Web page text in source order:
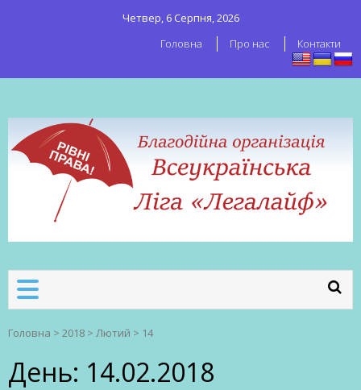
Четвер, 6 Серпня, 2026
Головна
Про нас Контакти
робітників
Головна > 2018 > Лютий > 14
День: 14.02.2018